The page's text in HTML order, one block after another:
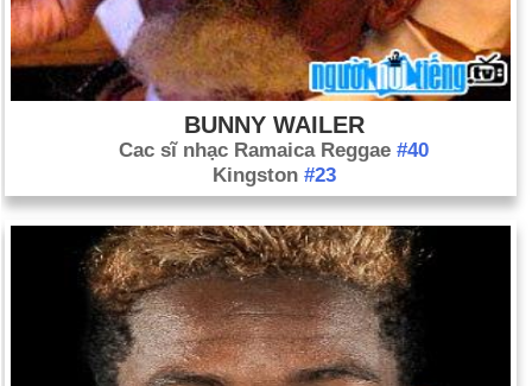
BUNNY WAILER
Cac sĩ nhạc Ramaica Reggae #40
Kingston #23